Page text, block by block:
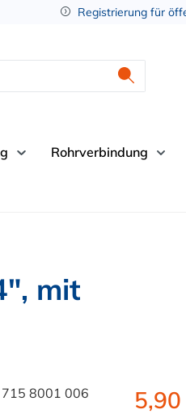
Registrierung für
Rohrverbindung
mit